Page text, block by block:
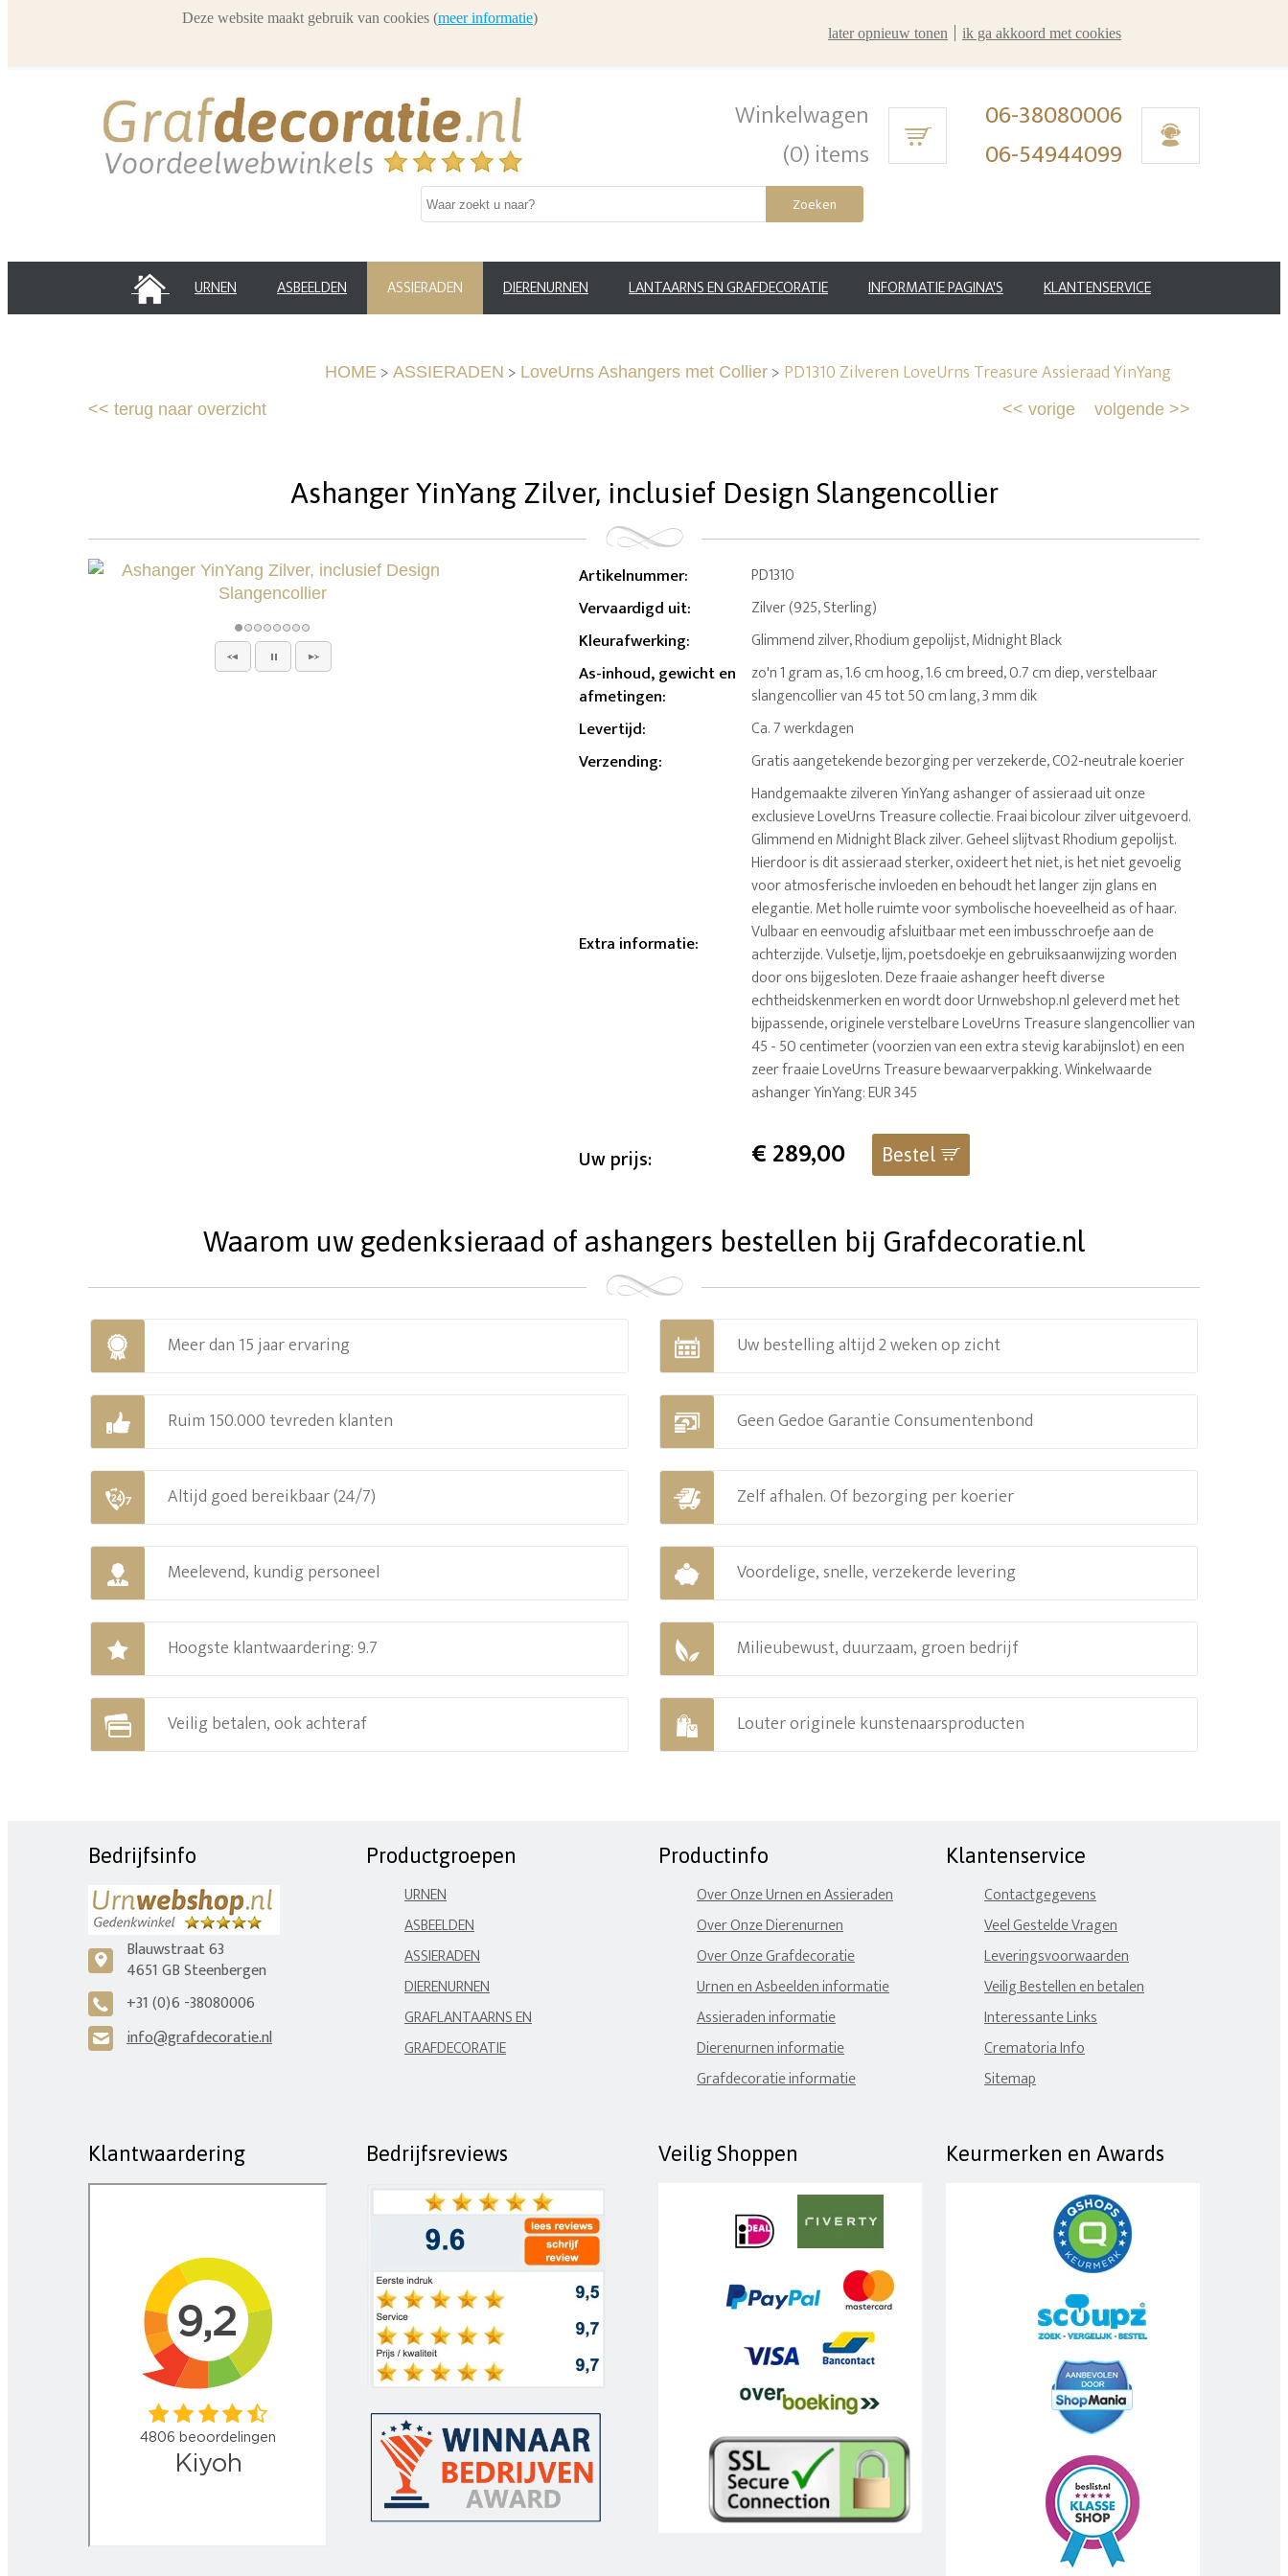
Winkelwagen
(0) items
06-38080006
06-54944099
Zoeken
HOME URNEN ASBEELDEN ASSIERADEN DIERENURNEN LANTAARNS EN GRAFDECORATIE INFORMATIE PAGINA'S KLANTENSERVICE
HOME > ASSIERADEN > LoveUrns Ashangers met Collier > PD1310 Zilveren LoveUrns Treasure Assieraad YinYang
<< terug naar overzicht volgende >>
<< vorige
Ashanger YinYang Zilver, inclusief Design Slangencollier
Artikelnummer: PD1310
Vervaardigd uit: Zilver (925, Sterling)
Kleurafwerking: Glimmend zilver, Rhodium gepolijst, Midnight Black
As-inhoud, gewicht en
afmetingen:
zo'n 1 gram as, 1.6 cm hoog, 1.6 cm breed, 0.7 cm diep, verstelbaar
slangencollier van 45 tot 50 cm lang, 3 mm dik
Levertijd: Ca. 7 werkdagen
Verzending: Gratis aangetekende bezorging per verzekerde, CO2-neutrale koerier
Extra informatie:
Handgemaakte zilveren YinYang ashanger of assieraad uit onze
exclusieve LoveUrns Treasure collectie. Fraai bicolour zilver uitgevoerd.
Glimmend en Midnight Black zilver. Geheel slijtvast Rhodium gepolijst.
Hierdoor is dit assieraad sterker, oxideert het niet, is het niet gevoelig
voor atmosferische invloeden en behoudt het langer zijn glans en
elegantie. Met holle ruimte voor symbolische hoeveelheid as of haar.
Vulbaar en eenvoudig afsluitbaar met een imbusschroefje aan de
achterzijde. Vulsetje, lijm, poetsdoekje en gebruiksaanwijzing worden
door ons bijgesloten. Deze fraaie ashanger heeft diverse
echtheidskenmerken en wordt door Urnwebshop.nl geleverd met het
bijpassende, originele verstelbare LoveUrns Treasure slangencollier van
45 - 50 centimeter (voorzien van een extra stevig karabijnslot) en een
zeer fraaie LoveUrns Treasure bewaarverpakking. Winkelwaarde
ashanger YinYang: EUR 345
Uw prijs: €289,00 Bestel
Waarom uw gedenksieraad of ashangers bestellen bij Grafdecoratie.nl
Meer dan 15 jaar ervaring Uw bestelling altijd 2 weken op zicht
Ruim 150.000 tevreden klanten Geen Gedoe Garantie Consumentenbond
Altijd goed bereikbaar (24/7) Zelf afhalen. Of bezorging per koerier
Meelevend, kundig personeel Voordelige, snelle, verzekerde levering
Hoogste klantwaardering: 9.7 Milieubewust, duurzaam, groen bedrijf
Veilig betalen, ook achteraf Louter originele kunstenaarsproducten
Bedrijfsinfo
c
Blauwstraat 63
4651 GB Steenbergen
A +31 (0)6 -38080006
H info@grafdecoratie.nl
Productgroepen
URNEN
ASBEELDEN
ASSIERADEN
DIERENURNEN
GRAFLANTAARNS EN
GRAFDECORATIE
Productinfo
Over Onze Urnen en Assieraden
Over Onze Dierenurnen
Over Onze Grafdecoratie
Urnen en Asbeelden informatie
Assieraden informatie
Dierenurnen informatie
Grafdecoratie informatie
Klantenservice
Contactgegevens
Veel Gestelde Vragen
Leveringsvoorwaarden
Veilig Bestellen en betalen
Interessante Links
Crematoria Info
Sitemap
Klantwaardering Bedrijfsreviews Veilig Shoppen Keurmerken en Awards
Deze website maakt gebruik van cookies (meer informatie)
later opnieuw tonen
ik ga akkoord met cookies